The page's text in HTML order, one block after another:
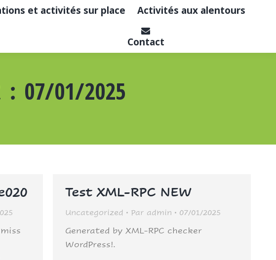
et activités sur place Activités aux alentours
Contact
: 07/01/2025
Test XML-RPC NEW
Uncategorized Par admin 07/01/2025
Generated by XML-RPC checker
WordPress!.